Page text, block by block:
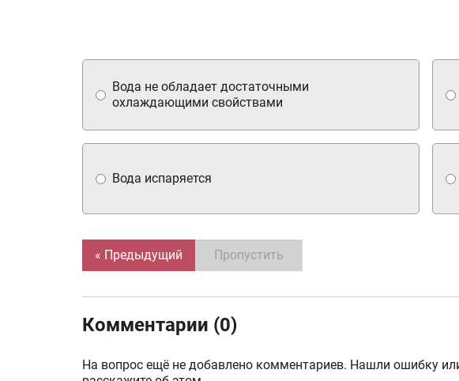
Вода не обладает достаточными
охлаждающими свойствами
Вода испаряется
« Предыдущий Пропустить
Комментарии (0)
На вопрос ещё не добавлено комментариев. Нашли ошибку